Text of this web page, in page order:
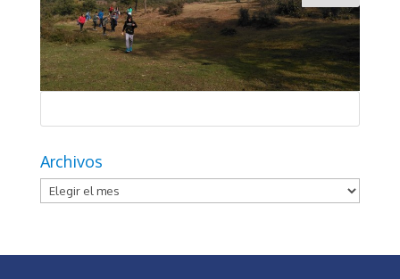
Archivos
Archivos